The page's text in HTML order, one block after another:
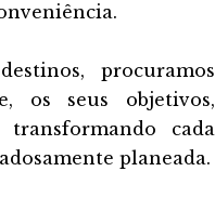
procuramos
os seus objetivos,
cada
planeada.